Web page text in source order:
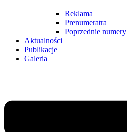
Reklama
Prenumeratra
Poprzednie numery
Aktualności
Publikacje
Galeria